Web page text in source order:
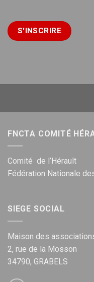
FNCTA COMITÉ
Comité de l’Hérault
Fédération Nationale
SIEGE SOCIAL
Maison des
2, rue de la Mosson
34790, GRABELS